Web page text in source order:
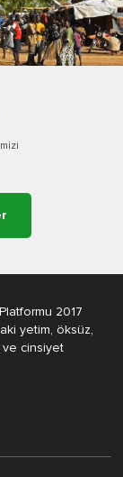
2017
yetim, öksüz,
ve cinsiyet